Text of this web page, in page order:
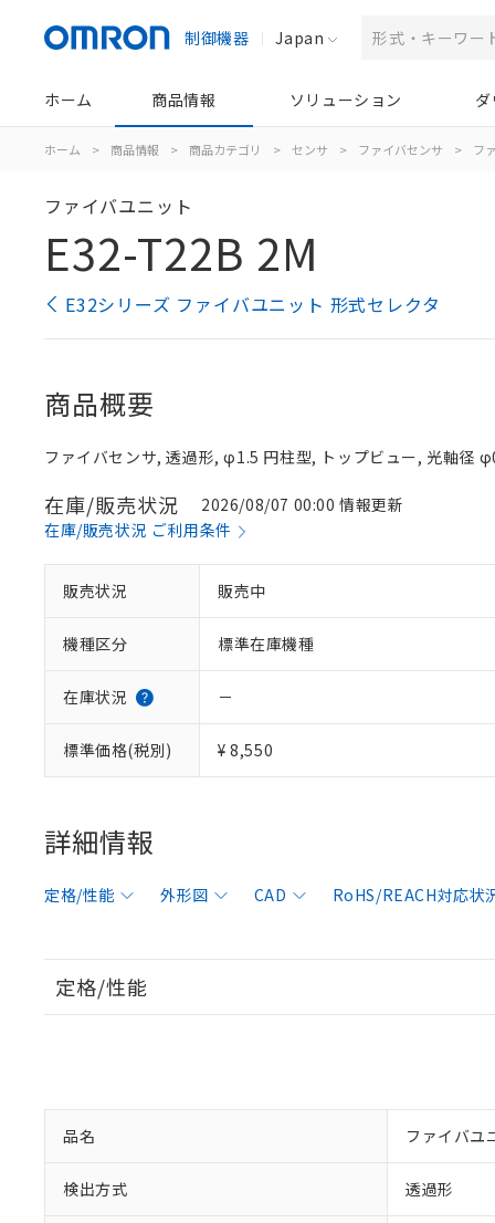
制御機器 Japan
ホーム 商品情報 ソリューション
ホーム > 商品情報 > 商品カテゴリ > センサ > ファイバセンサ > フ
ファイバユニット
E32-T22B 2M
E32シリーズ ファイバユニット 形式セレクタ
商品概要
ファイバセンサ, 透過形, φ1.5 円柱型, トップビュー, 光軸径
在庫/販売状況
2026/08/07 00:00 情報更新
在庫/販売状況 ご利用条件
販売状況 販売中
機種区分 標準在庫機種
在庫状況 －
標準価格(税別) ¥ 8,550
詳細情報
定格/性能 外形図 CAD RoHS/REACH対応状
定格/性能
品名 ファイバユ
検出方式 透過形